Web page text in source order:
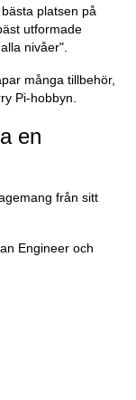
platsen på
utformade
nivåer".
många tillbehör,
Pi-hobbyn.
en
från sitt
Engineer och